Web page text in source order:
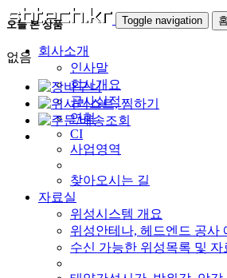
Toggle navigation
회사소개
인사말
회사개요
공사실적
연혁
CI
사업영역
찾아오시는 길
자료실
위성시스템 개요
위성안테나, 헤드엔드 공사
수신 가능한 위성목록 및 자
오늘 본 상품
없음